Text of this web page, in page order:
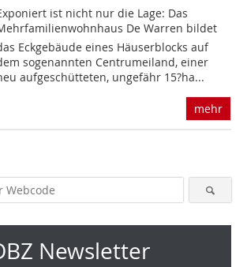
ist nicht nur die Lage: Das
De Warren bildet
Eckgebäude eines Häuserblocks auf
sogenannten Centrumeiland, einer
aufgeschütteten, ungefähr 15?ha...
mehr
Newsletter